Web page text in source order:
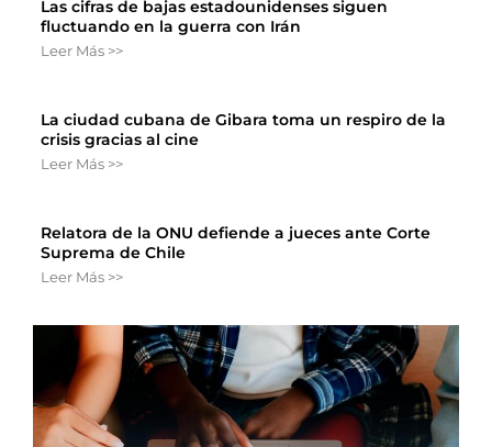
Las cifras de bajas estadounidenses siguen
fluctuando en la guerra con Irán
Leer Más >>
La ciudad cubana de Gibara toma un respiro de la
crisis gracias al cine
Leer Más >>
Relatora de la ONU defiende a jueces ante Corte
Suprema de Chile
Leer Más >>